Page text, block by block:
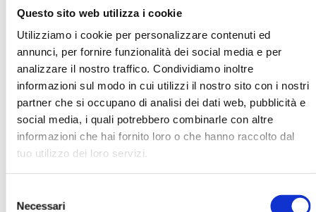
Questo sito web utilizza i cookie
Utilizziamo i cookie per personalizzare contenuti ed
annunci, per fornire funzionalità dei social media e per
analizzare il nostro traffico. Condividiamo inoltre
informazioni sul modo in cui utilizzi il nostro sito con i nostri
partner che si occupano di analisi dei dati web, pubblicità e
social media, i quali potrebbero combinarle con altre
informazioni che hai fornito loro o che hanno raccolto dal
tuo utilizzo dei loro servizi.
delNecessari
MOSTRA
FORUM CSR. ATTI DEL CONVEGNO